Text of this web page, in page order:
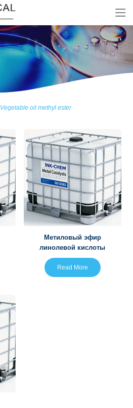
Vegetable oil methyl ester
Метиловый эфир
линолевой кислоты
Read More